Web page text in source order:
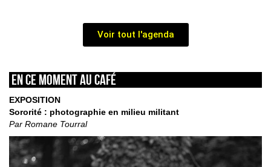
Voir tout l'agenda
En ce moment au café
EXPOSITION
Sororité : photographie en milieu militant
Par Romane Tourral